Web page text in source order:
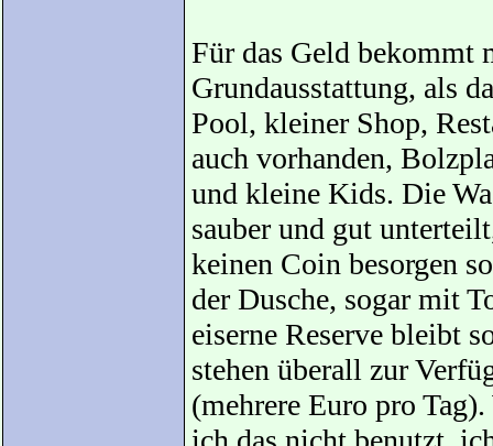
Für das Geld bekommt
Grundausstattung, als
Pool, kleiner Shop,
auch vorhanden,
und kleine Kids. Die
sauber und gut
keinen Coin besorgen
der Dusche, sogar mit
eiserne Reserve bleibt
stehen überall zur
(mehrere Euro pro